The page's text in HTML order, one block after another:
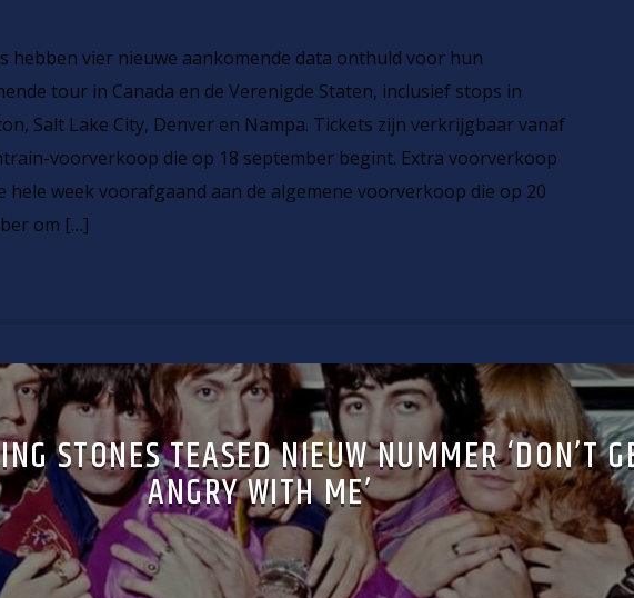
hebben vier nieuwe aankomende data onthuld voor hun
tour in Canada en de Verenigde Staten, inclusief stops in
Salt Lake City, Denver en Nampa. Tickets zijn verkrijgbaar vanaf
voorverkoop die op 18 september begint. Extra voorverkoop
hele week voorafgaand aan de algemene voorverkoop die op 20
om […]
STONES TEASED NIEUW NUMMER ‘DON’T
ANGRY WITH ME’